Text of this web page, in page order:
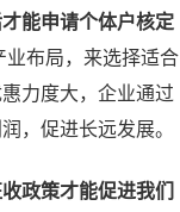
能申请个体户核定
业布局，来选择适合
力度大，企业通过
，促进长远发展。
政策才能促进我们